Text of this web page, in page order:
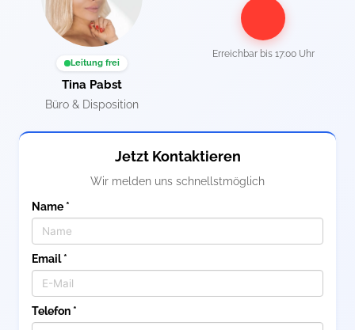
Leitung frei
Tina Pabst
Büro & Disposition
Erreichbar bis 17:00 Uhr
Jetzt Kontaktieren
Wir melden uns schnellstmöglich
Name *
Email *
Telefon *